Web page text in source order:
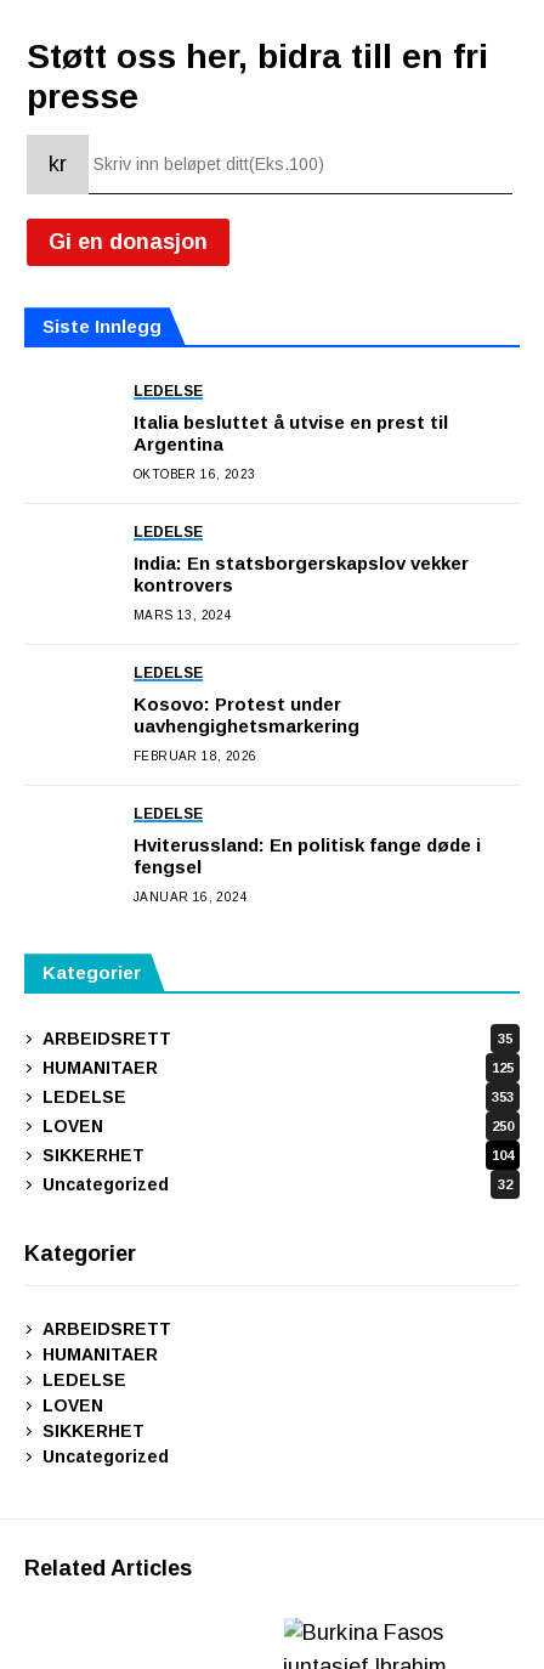
Støtt oss her, bidra till en fri
presse
kr
Gi en donasjon
Siste Innlegg
LEDELSE
Italia besluttet å utvise en prest til
Argentina
OKTOBER 16, 2023
LEDELSE
India: En statsborgerskapslov vekker
kontrovers
MARS 13, 2024
LEDELSE
Kosovo: Protest under
uavhengighetsmarkering
FEBRUAR 18, 2026
LEDELSE
Hviterussland: En politisk fange døde i
fengsel
JANUAR 16, 2024
Kategorier
ARBEIDSRETT 35
HUMANITAER 125
LEDELSE 353
LOVEN 250
SIKKERHET 104
Uncategorized 32
Kategorier
ARBEIDSRETT
HUMANITAER
LEDELSE
LOVEN
SIKKERHET
Uncategorized
Related Articles